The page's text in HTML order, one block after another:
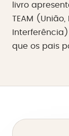
livro
TEAM
que os pais